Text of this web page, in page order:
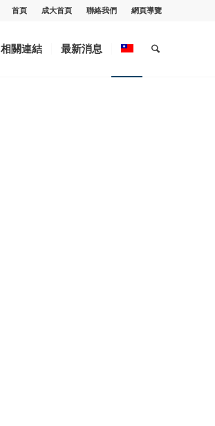
首頁 成大首頁 聯絡我們 網頁導覽
相關連結 最新消息